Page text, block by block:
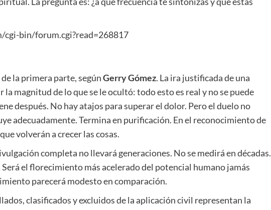
bin/forum.cgi?read=268817
la primera parte, segúnGerryGómez. La ira justificada de una
magnitud de lo que se le ocultó: todo esto es real y no se puede
después. No hay atajos para superar el dolor. Pero el duelo no
adecuadamente. Termina en purificación. En el reconocimiento de
volverán a crecer las cosas.
completa no llevará generaciones. No se medirá en décadas.
el florecimiento más acelerado del potencial humano jamás
parecerá modesto en comparación.
clasificados y excluidos de la aplicación civil representan la